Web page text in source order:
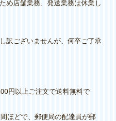
め店舗業務、発送業務は休業し
訳ございませんが、何卒ご了承
円以上ご注文で送料無料で
ほどで、郵便局の配達員が郵